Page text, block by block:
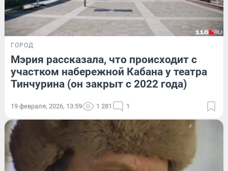
ГОРОД
Мэрия рассказала, что происходит с
участком набережной Кабана у театра
Тинчурина (он закрыт с 2022 года)
19 февраля, 2026, 13:59 1 281 1